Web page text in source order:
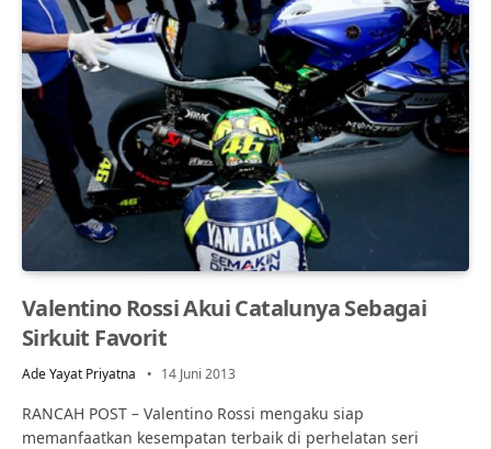
Valentino Rossi Akui Catalunya Sebagai
Sirkuit Favorit
Ade Yayat Priyatna 14 Juni 2013
RANCAH POST – Valentino Rossi mengaku siap
memanfaatkan kesempatan terbaik di perhelatan seri